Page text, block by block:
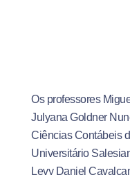
Os professores
Julyana Goldner
Ciências Contábeis
Universitário
Levy Daniel